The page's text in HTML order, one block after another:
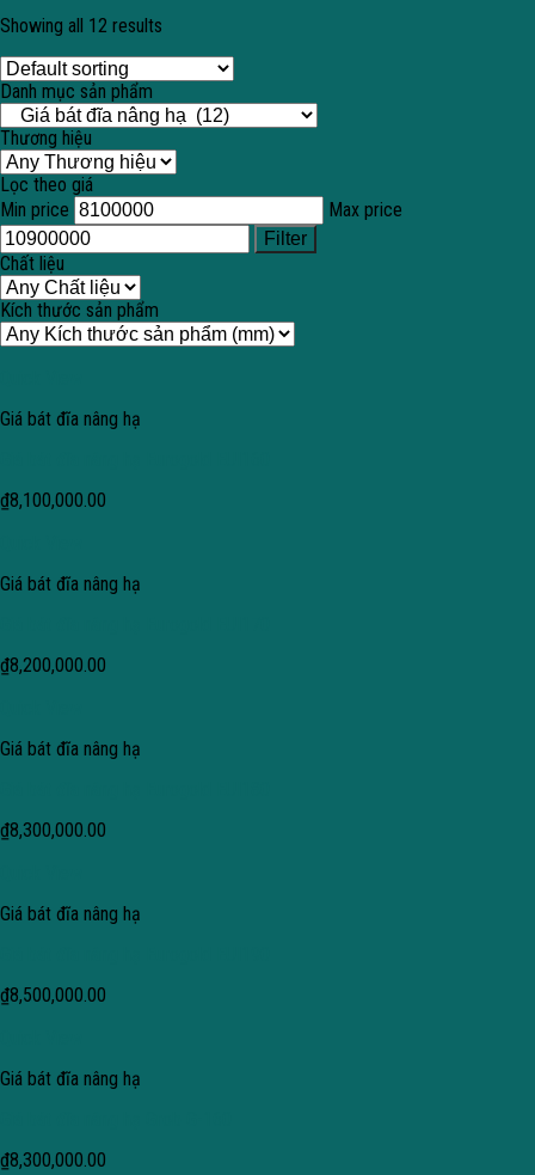
Showing all 12 results
Danh mục sản phẩm
Thương hiệu
Lọc theo giá
Min price
Max price
Filter
Chất liệu
Kích thước sản phẩm
Giá bát đĩa nâng hạ
₫8,100,000.00
Giá bát đĩa nâng hạ
₫8,200,000.00
Giá bát đĩa nâng hạ
₫8,300,000.00
Giá bát đĩa nâng hạ
₫8,500,000.00
Giá bát đĩa nâng hạ
₫8,300,000.00